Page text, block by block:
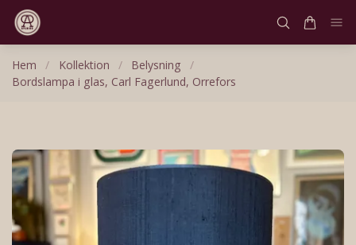
Hem / Kollektion / Belysning
/
Bordslampa i glas, Carl Fagerlund, Orrefors